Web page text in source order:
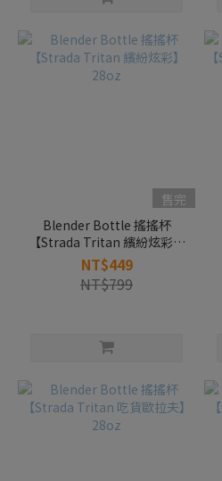
售完
Blender Bottle 搖搖杯
【Strada Tritan 繽紛炫彩】
28oz
NT$449
NT$799